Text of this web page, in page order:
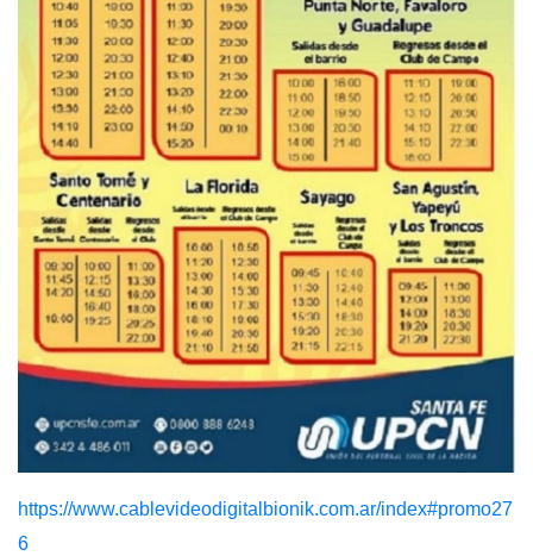
https://www.cablevideodigitalbionik.com.ar/index#promo27
6